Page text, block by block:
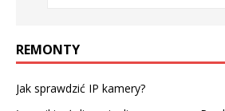
REMONTY
Jak sprawdzić IP kamery?